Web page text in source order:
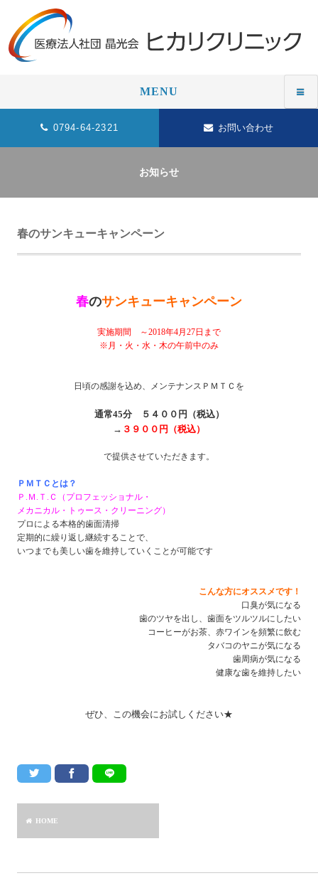
MENU
0794-64-2321 お問い合わせ
お知らせ
春のサンキューキャンペーン
春のサンキューキャンペーン
実施期間 ～2018年4月27日まで
※月・火・水・木の午前中のみ
日頃の感謝を込め、メンテナンスＰＭＴＣを
通常45分 ５４００円（税込）
→ ３９００円（税込）
で提供させていただきます。
ＰＭＴＣとは？
Ｐ.Ｍ.Ｔ.Ｃ（プロフェッショナル・
メカニカル・トゥース・クリーニング）
プロによる本格的歯面清掃
定期的に繰り返し継続することで、
いつまでも美しい歯を維持していくことが可能です
こんな方にオススメです！
口臭が気になる
歯のツヤを出し、歯面をツルツルにしたい
コーヒーがお茶、赤ワインを頻繁に飲む
タバコのヤニが気になる
歯周病が気になる
健康な歯を維持したい
ぜひ、この機会にお試しください★
HOME